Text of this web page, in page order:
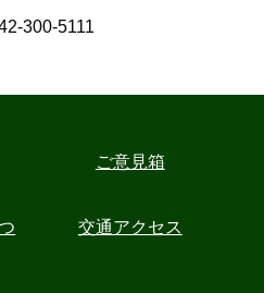
300-5111
ご意見箱
交通アクセス